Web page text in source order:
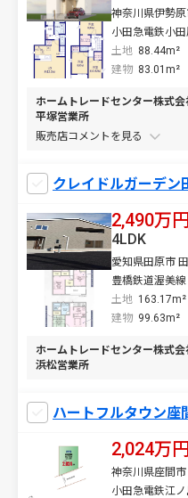
神奈川県伊勢原
小田急電鉄小
土地 88.44m²
建物 83.01m²
ホームトレードセンター株式会
平塚営業所
販売店コメントを
クレイドルガーデン
2,490万円
愛知県田原市
豊橋鉄道渥美
土地 163.17m²
4LDK
建物 99.63m²
ホームトレードセンター株式会
浜松営業所
ハートフルタウン座
2,024万円
神奈川県座間市
小田急電鉄江